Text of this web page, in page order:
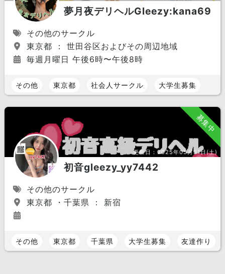
夢月夜デリヘルGleezy:kana69
その他のサークル
東京都 ： 世田谷区およびその周辺地域
毎週月曜日 午後6時〜午後8時
その他 東京都 社会人サークル 大学生募集
募集中
更新日：2025年05月31日(土)
初音gleezy_yy7442
その他のサークル
東京都 ・千葉県 ： 新宿
その他 東京都 千葉県 大学生募集 友達作り